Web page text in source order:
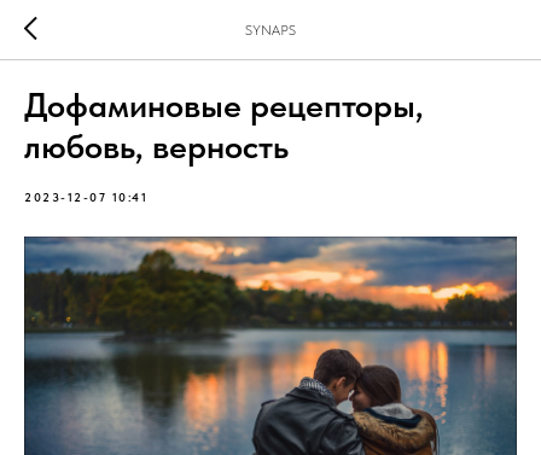
SYNAPS
Дофаминовые рецепторы,
любовь, верность
2023-12-07 10:41